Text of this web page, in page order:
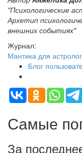
"Психологические
Архетип
внешних событиях"
Журнал:
Мантика для
Блог
Самые
За